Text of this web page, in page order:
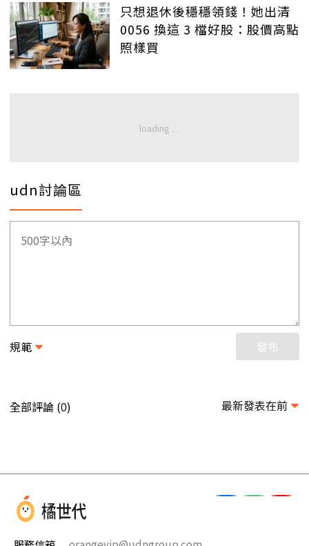
只想退休後穩穩領錢！她出清
0056 換這 3 檔好股：股價高點
照樣買
udn討論區
規範 發布
全部評論 (0) 最新發表在前